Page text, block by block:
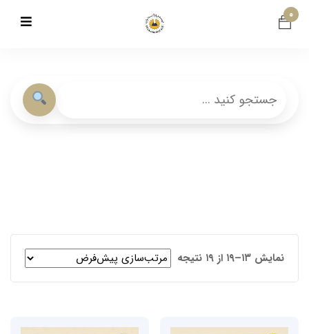
۰
نمایش ۱۳–۱۹ از ۱۹ نتیجه